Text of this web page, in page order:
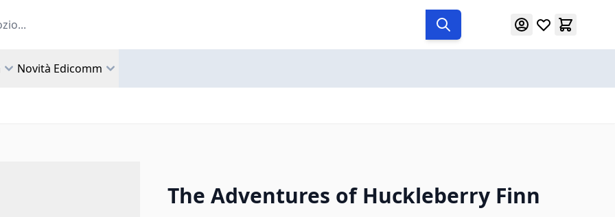
Novità Edicomm
The Adventures of Huckleberry Finn